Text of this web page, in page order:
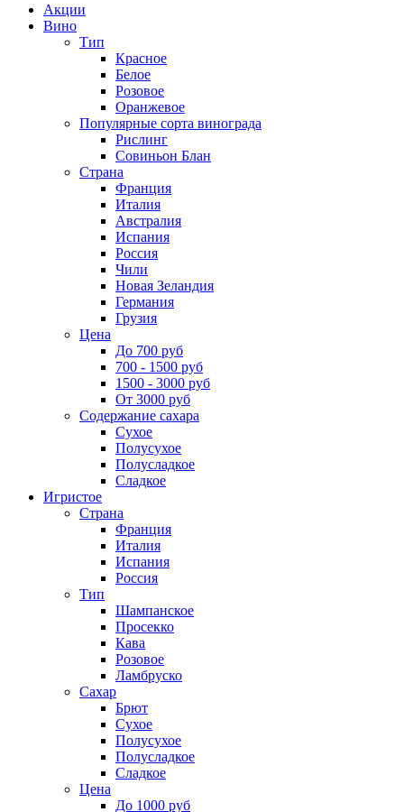
Акции
Вино
Тип
Красное
Белое
Розовое
Оранжевое
Популярные сорта винограда
Рислинг
Совиньон Блан
Страна
Франция
Италия
Австралия
Испания
Россия
Чили
Новая Зеландия
Германия
Грузия
Цена
До 700 руб
700 - 1500 руб
1500 - 3000 руб
От 3000 руб
Содержание сахара
Сухое
Полусухое
Полусладкое
Сладкое
Игристое
Страна
Франция
Италия
Испания
Россия
Тип
Шампанское
Просекко
Кава
Розовое
Ламбруско
Сахар
Брют
Сухое
Полусухое
Полусладкое
Сладкое
Цена
До 1000 руб